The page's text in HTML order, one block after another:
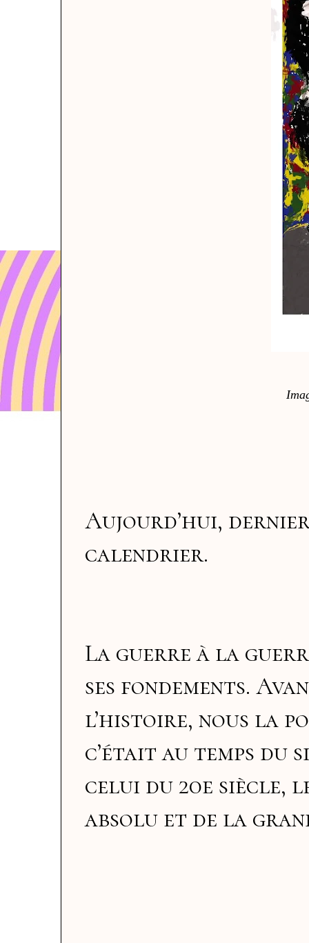
Aujourd’hui, dernier
calendrier.
La guerre à la
ses fondements.
l’histoire, nous la
c’était au temps du
celui du 20e siècle,
absolu et de la